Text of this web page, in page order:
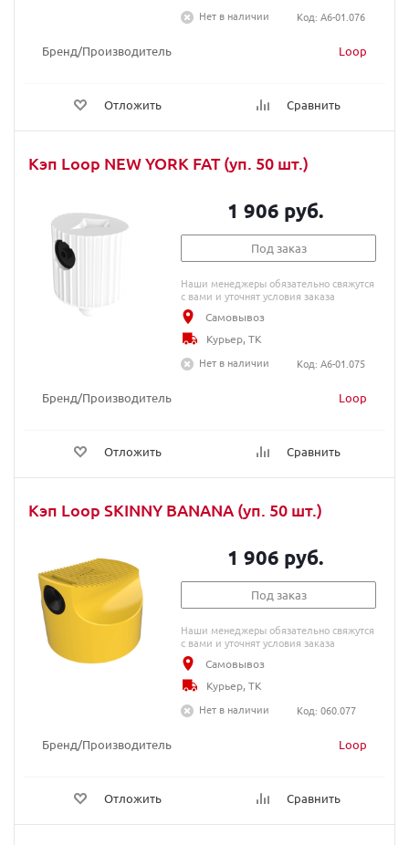
Бренд/Производитель Loop
Отложить Сравнить
Нет в наличии
Код: A6-01.076
Кэп Loop NEW YORK FAT (уп. 50 шт.)
Бренд/Производитель Loop
Отложить Сравнить
1 906 руб.
Под заказ
Наши менеджеры обязательно свяжутся
с вами и уточнят условия заказа
Самовывоз
Курьер, ТК
Нет в наличии
Код: A6-01.075
Кэп Loop SKINNY BANANA (уп. 50 шт.)
Бренд/Производитель Loop
Отложить Сравнить
1 906 руб.
Под заказ
Наши менеджеры обязательно свяжутся
с вами и уточнят условия заказа
Самовывоз
Курьер, ТК
Нет в наличии
Код: 060.077